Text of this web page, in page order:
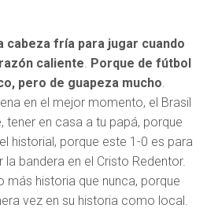
cabeza fría para jugar cuando
caliente. Porque de fútbol
pero de guapeza mucho.
en el mejor momento, el Brasil
tener en casa a tu papá, porque
historial, porque este 1-0 es para
bandera en el Cristo Redentor.
más historia que nunca, porque
vez en su historia como local.